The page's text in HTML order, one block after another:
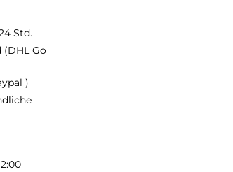
Std.
(DHL Go
)